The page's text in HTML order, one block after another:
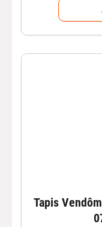
Tapis